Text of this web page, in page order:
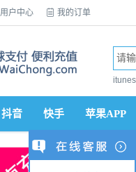
用户中心  我的订单
抖音 快手 苹果APP